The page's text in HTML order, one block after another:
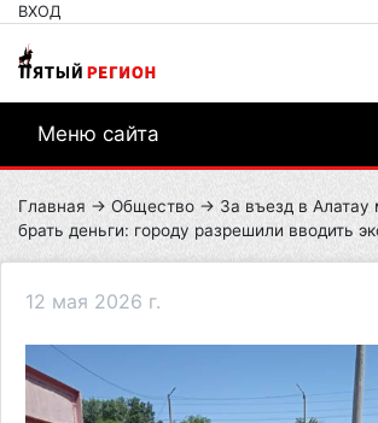
ВХОД
Меню сайта
Главная → Общество → За въезд в Алатау
брать деньги: городу разрешили вводить
12 мая 2026 г.